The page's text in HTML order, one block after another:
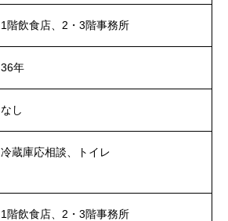
1階飲食店、2・3階事務所
36年
なし
冷蔵庫応相談、トイレ
1階飲食店、2・3階事務所